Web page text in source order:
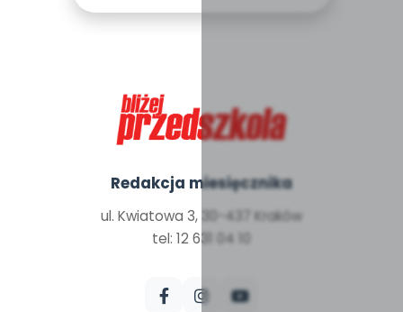
Redakcja miesięcznika
ul. Kwiatowa 3, 30-437 Kraków
tel: 12 631 04 10